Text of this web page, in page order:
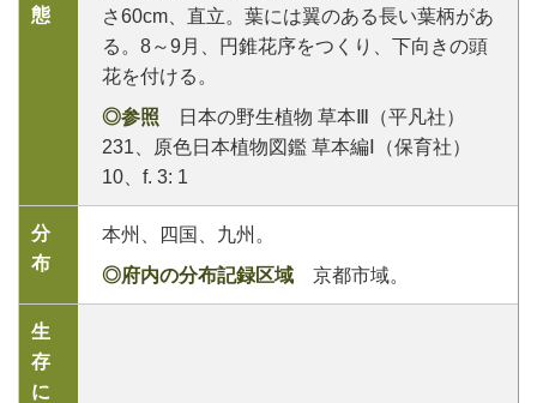
態
さ60cm、直立。葉には翼のある長い葉柄があ
る。8～9月、円錐花序をつくり、下向きの頭
花を付ける。
◎参照 日本の野生植物 草本Ⅲ（平凡社）
231、原色日本植物図鑑 草本編Ⅰ（保育社）
10、f. 3: 1
分
布
本州、四国、九州。
◎府内の分布記録区域 京都市域。
生
存
に